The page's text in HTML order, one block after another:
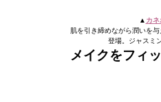
▲ カ
肌を引き締めながら潤いを
登場。ジャスミ
メイクをフィ